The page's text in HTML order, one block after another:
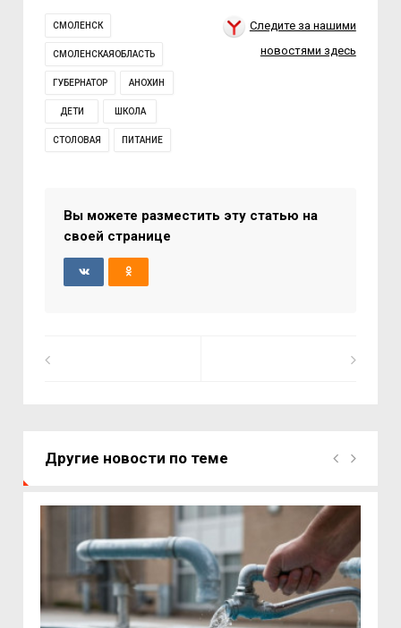
СМОЛЕНСК
СМОЛЕНСКАЯОБЛАСТЬ
ГУБЕРНАТОР АНОХИН
ДЕТИ ШКОЛА
СТОЛОВАЯ ПИТАНИЕ
Следите за нашими
новостями здесь
Вы можете разместить эту статью на
своей странице
Другие новости по теме